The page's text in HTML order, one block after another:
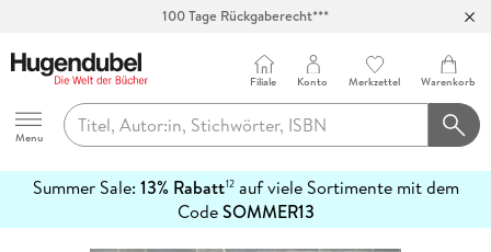
100 Tage Rückgaberecht***
Hugendubel
Menu
Filiale Konto Merkzettel Warenkorb
Summer Sale: 13% Rabatt12auf viele Sortimente mit dem
CodeSOMMER13
erfahren